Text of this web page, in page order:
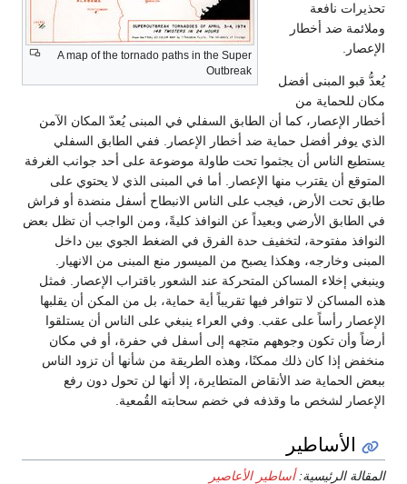
A map of the tornado paths in the Super
Outbreak
تحذيرات نافعة
وملائمة ضد أخطار
الإعصار.
يُعدُّ قبو المبنى أفضل
مكان للحماية من
أخطار الإعصار، كما أن الطابق السفلي في المبنى يُعدّ المكان الآمن
الذي يوفر أفضل حماية ضد أخطار الإعصار. ففي الطابق السفلي
يستطيع الناس أن يجثموا تحت طاولة موضوعة على أحد جوانب الغرفة
المتوقع أن يقترب منها الإعصار. أما في المبنى الذي لا يحتوي على
طابق تحت الأرض، فيجب على الناس الانبطاح أسفل منضدة أو فراش
في الطابق الأرضي وبعيداً عن النوافذ كليةً، ومن الواجب أن تظل بعض
النوافذ مفتوحة، لتخفيف حدة الفرق في الضغط الجوي بين داخل
المبنى وخارجه، وهكذا يصبح من الميسور منع المبنى من الانهيار.
وينبغي إخلاء المساكن المتحركة عند الشعور باقتراب الإعصار. فمثل
هذه المساكن لا تتوافر فيها تقريباً أية حماية، بل من المكن أن يقلبها
الإعصار رأساً على عقب. وفي العراء ينبغي على الناس أن يستلقوا
أرضاً وأن تكون وجوههم متجهه إلى أسفل في حفرة، أو في مكان
منخفض إذا كان ذلك ممكنًا، وهذه الطريقة من شأنها أن تزود الناس
ببعض الحماية ضد الأنقاض المتطايرة، إلا أنها لن تحول دون رفع
الإعصار لشخص ما وقذفه في خضم سحابته القُمعية.
الأساطير
المقالة الرئيسية:أساطير الأعاصير